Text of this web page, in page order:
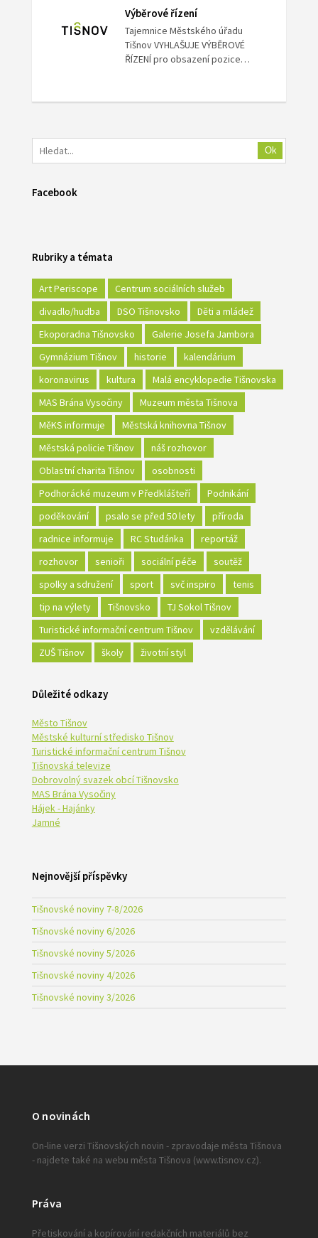
Výběrové řízení
Tajemnice Městského úřadu
Tišnov VYHLAŠUJE VÝBĚROVÉ
ŘÍZENÍ pro obsazení pozice…
Ok
Facebook
Rubriky a témata
Art Periscope
Centrum sociálních služeb
divadlo/hudba
DSO Tišnovsko
Děti a mládež
Ekoporadna Tišnovsko
Galerie Josefa Jambora
Gymnázium Tišnov
historie
kalendárium
koronavirus
kultura
Malá encyklopedie Tišnovska
MAS Brána Vysočiny
Muzeum města Tišnova
MěKS informuje
Městská knihovna Tišnov
Městská policie Tišnov
náš rozhovor
Oblastní charita Tišnov
osobnosti
Podhorácké muzeum v Předklášteří
Podnikání
poděkování
psalo se před 50 lety
příroda
radnice informuje
RC Studánka
reportáž
rozhovor
senioři sociální péče
soutěž
spolky a sdružení
sport svč inspiro
tenis
tip na výlety
Tišnovsko
TJ Sokol Tišnov
Turistické informační centrum Tišnov
vzdělávání
ZUŠ Tišnov
školy životní styl
Důležité odkazy
Město Tišnov
Městské kulturní středisko Tišnov
Turistické informační centrum Tišnov
Tišnovská televize
Dobrovolný svazek obcí Tišnovsko
MAS Brána Vysočiny
Hájek - Hajánky
Jamné
Nejnovější příspěvky
Tišnovské noviny 7-8/2026
Tišnovské noviny 6/2026
Tišnovské noviny 5/2026
Tišnovské noviny 4/2026
Tišnovské noviny 3/2026
O novinách
On-line verzi Tišnovských novin - zpravodaje města Tišnova
- najdete také na webu města Tišnova (www.tisnov.cz).
Práva
Přetiskování a kopírování redakčních materiálů bez